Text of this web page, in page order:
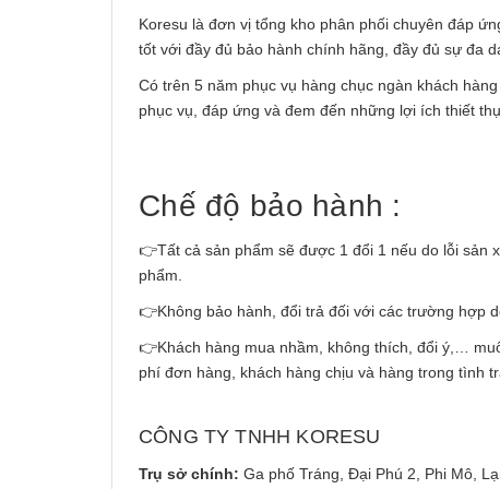
Koresu là đơn vị tổng kho phân phối chuyên đáp
tốt với đầy đủ bảo hành chính hãng, đầy đủ sự đa
Có trên 5 năm phục vụ hàng chục ngàn khách
phục vụ, đáp ứng và đem đến những lợi ích thiết
Chế độ bảo hành :
👉Tất cả sản phẩm sẽ được 1 đổi 1 nếu do lỗi sản
phẩm.
👉Không bảo hành, đổi trả đối với các trường hợp
👉Khách hàng mua nhầm, không thích, đổi ý,…
phí đơn hàng, khách hàng chịu và hàng trong tình
CÔNG TY TNHH KORESU
Trụ sở chính: Ga phố Tráng, Đại Phú 2, Phi Mô,